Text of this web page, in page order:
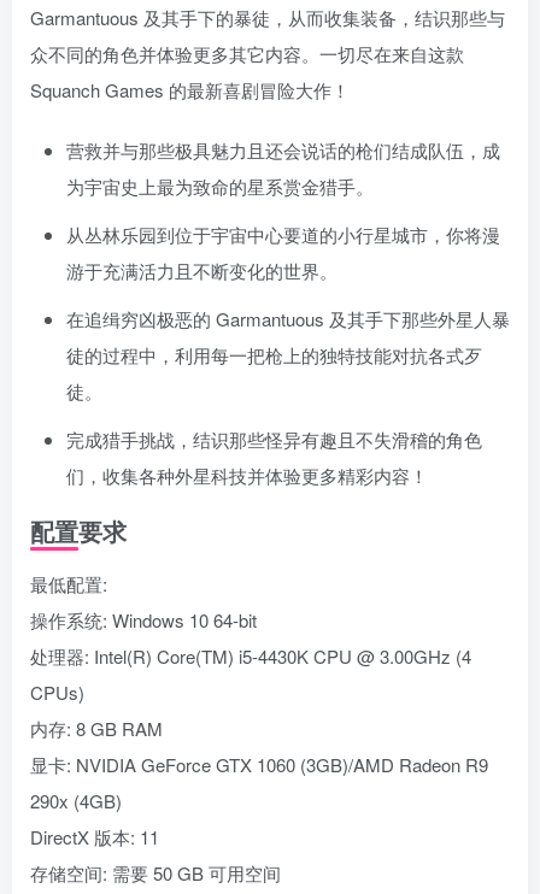
Garmantuous 及其手下的暴徒，从而收集装备，结识那些与
众不同的角色并体验更多其它内容。一切尽在来自这款
Squanch Games 的最新喜剧冒险大作！
营救并与那些极具魅力且还会说话的枪们结成队伍，成
为宇宙史上最为致命的星系赏金猎手。
从丛林乐园到位于宇宙中心要道的小行星城市，你将漫
游于充满活力且不断变化的世界。
在追缉穷凶极恶的 Garmantuous 及其手下那些外星人暴
徒的过程中，利用每一把枪上的独特技能对抗各式歹
徒。
完成猎手挑战，结识那些怪异有趣且不失滑稽的角色
们，收集各种外星科技并体验更多精彩内容！
配置要求
最低配置:
操作系统: Windows 10 64-bit
处理器: Intel(R) Core(TM) i5-4430K CPU @ 3.00GHz (4
CPUs)
内存: 8 GB RAM
显卡: NVIDIA GeForce GTX 1060 (3GB)/AMD Radeon R9
290x (4GB)
DirectX 版本: 11
存储空间: 需要 50 GB 可用空间